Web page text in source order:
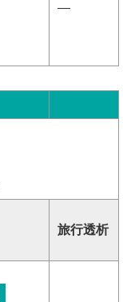
―
旅行透析